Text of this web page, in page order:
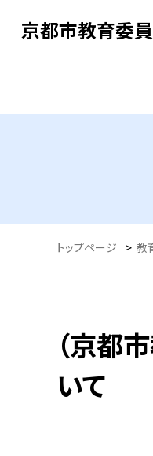
京都市教育委
トップページ > 教
（京都
いて